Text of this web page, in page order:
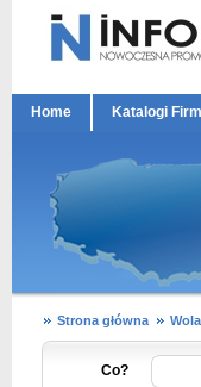
Home Katalogi
Strona główna
Co?